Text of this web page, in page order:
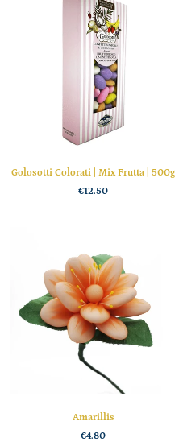
Golosotti Colorati | Mix Frutta | 500g
€12.50
Amarillis
€4.80